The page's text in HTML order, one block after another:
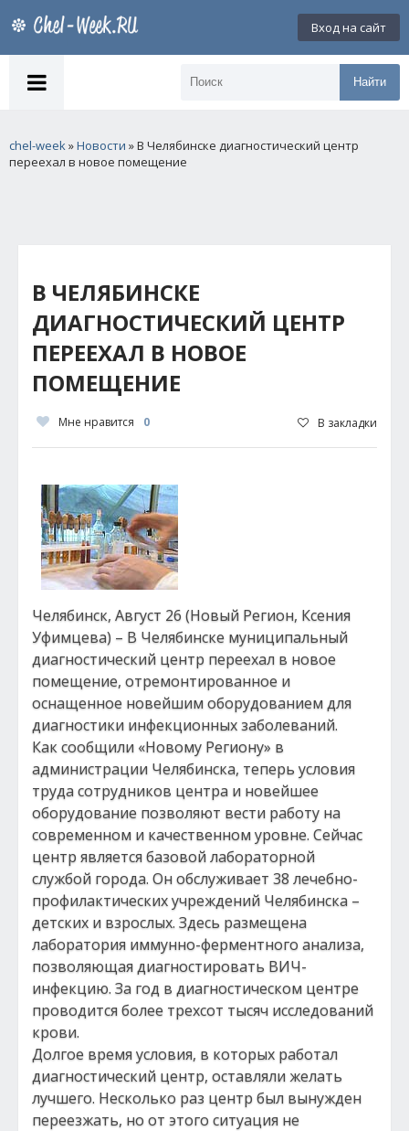
Вход на сайт
Найти
chel-week»Новости » В Челябинске диагностический центр
переехал в новое помещение
В ЧЕЛЯБИНСКЕ
ДИАГНОСТИЧЕСКИЙ ЦЕНТР
ПЕРЕЕХАЛ В НОВОЕ
ПОМЕЩЕНИЕ
Мне нравится 0 В закладки
Челябинск, Август 26 (Новый Регион, Ксения
Уфимцева) – В Челябинске муниципальный
диагностический центр переехал в новое
помещение, отремонтированное и
оснащенное новейшим оборудованием для
диагностики инфекционных заболеваний.
Как сообщили «Новому Региону» в
администрации Челябинска, теперь условия
труда сотрудников центра и новейшее
оборудование позволяют вести работу на
современном и качественном уровне. Сейчас
центр является базовой лабораторной
службой города. Он обслуживает 38 лечебно-
профилактических учреждений Челябинска –
детских и взрослых. Здесь размещена
лаборатория иммунно-ферментного анализа,
позволяющая диагностировать ВИЧ-
инфекцию. За год в диагностическом центре
проводится более трехсот тысяч исследований
крови.
Долгое время условия, в которых работал
диагностический центр, оставляли желать
лучшего. Несколько раз центр был вынужден
переезжать, но от этого ситуация не